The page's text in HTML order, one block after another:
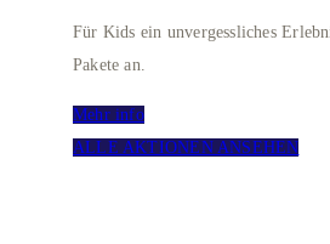
Für Kids ein unvergessliches
Pakete an.
Mehr info
ALLE AKTIONEN ANSEHEN